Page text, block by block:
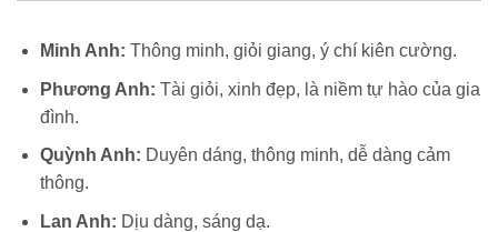
Minh Anh: Thông minh, giỏi giang, ý chí kiên cường.
Phương Anh: Tài giỏi, xinh đẹp, là niềm tự hào của gia
đình.
Quỳnh Anh: Duyên dáng, thông minh, dễ dàng cảm
thông.
Lan Anh: Dịu dàng, sáng dạ.